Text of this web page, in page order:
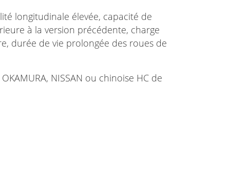
longitudinale élevée, capacité de
à la version précédente, charge
durée de vie prolongée des roues de
NISSAN ou chinoise HC de